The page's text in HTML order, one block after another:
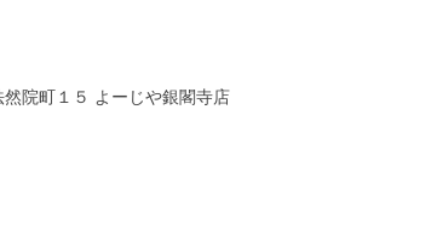
院町１５ よーじや銀閣寺店